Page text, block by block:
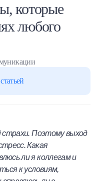
которые
любого
страхи. Поэтому выход
Какая
ли я коллегам и
к условиям,